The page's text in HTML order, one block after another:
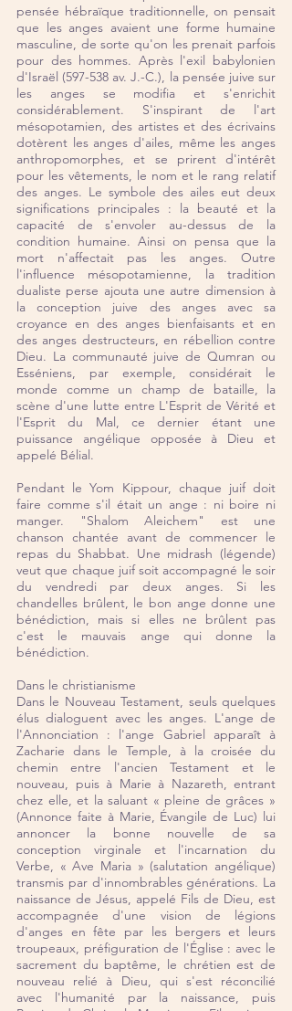
pensée hébraïque traditionnelle, on pensait
que les anges avaient une forme humaine
masculine, de sorte qu'on les prenait parfois
pour des hommes. Après l'exil babylonien
d'Israël (597-538 av. J.-C.), la pensée juive sur
les anges se modifia et s'enrichit
considérablement. S'inspirant de l'art
mésopotamien, des artistes et des écrivains
dotèrent les anges d'ailes, même les anges
anthropomorphes, et se prirent d'intérêt
pour les vêtements, le nom et le rang relatif
des anges. Le symbole des ailes eut deux
significations principales : la beauté et la
capacité de s'envoler au-dessus de la
condition humaine. Ainsi on pensa que la
mort n'affectait pas les anges. Outre
l'influence mésopotamienne, la tradition
dualiste perse ajouta une autre dimension à
la conception juive des anges avec sa
croyance en des anges bienfaisants et en
des anges destructeurs, en rébellion contre
Dieu. La communauté juive de Qumran ou
Esséniens, par exemple, considérait le
monde comme un champ de bataille, la
scène d'une lutte entre L'Esprit de Vérité et
l'Esprit du Mal, ce dernier étant une
puissance angélique opposée à Dieu et
appelé Bélial.
Pendant le Yom Kippour, chaque juif doit
faire comme s'il était un ange : ni boire ni
manger. "Shalom Aleichem" est une
chanson chantée avant de commencer le
repas du Shabbat. Une midrash (légende)
veut que chaque juif soit accompagné le soir
du vendredi par deux anges. Si les
chandelles brûlent, le bon ange donne une
bénédiction, mais si elles ne brûlent pas
c'est le mauvais ange qui donne la
bénédiction.
Dans le christianisme
Dans le Nouveau Testament, seuls quelques
élus dialoguent avec les anges. L'ange de
l'Annonciation : l'ange Gabriel apparaît à
Zacharie dans le Temple, à la croisée du
chemin entre l'ancien Testament et le
nouveau, puis à Marie à Nazareth, entrant
chez elle, et la saluant « pleine de grâces »
(Annonce faite à Marie, Évangile de Luc) lui
annoncer la bonne nouvelle de sa
conception virginale et l'incarnation du
Verbe, « Ave Maria » (salutation angélique)
transmis par d'innombrables générations. La
naissance de Jésus, appelé Fils de Dieu, est
accompagnée d'une vision de légions
d'anges en fête par les bergers et leurs
troupeaux, préfiguration de l'Église : avec le
sacrement du baptême, le chrétien est de
nouveau relié à Dieu, qui s'est réconcilié
avec l'humanité par la naissance, puis